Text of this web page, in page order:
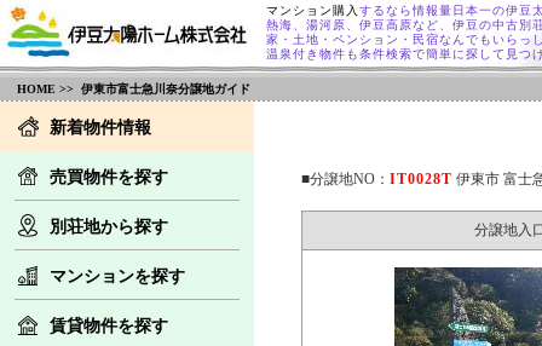
マンション購入 するなら情報量日本一の伊豆
熱海、湯河原、伊豆高原など、伊豆の中古別
家・土地・ペンション・民宿なんでもいらっ
温泉付き物件も条件検索で簡単に探して見つ
HOME >> 伊東市富士急川奈分譲地ガイド
新着物件情報
売買物件を探す
別荘地から探す
マンションを探す
賃貸物件を探す
■分譲地NO： IT0028T 伊東市 富士
分譲地入